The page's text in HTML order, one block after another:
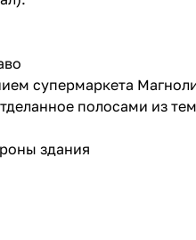
супермаркета
полосами из
здания